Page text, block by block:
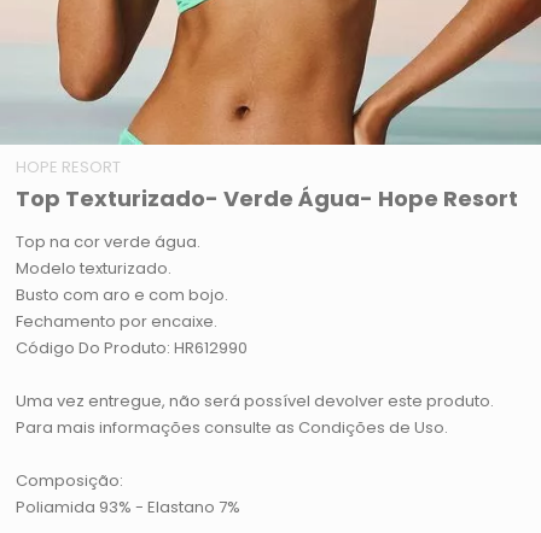
HOPE RESORT
Top Texturizado- Verde Água- Hope Resort
Top na cor verde água.
Modelo texturizado.
Busto com aro e com bojo.
Fechamento por encaixe.
Código Do Produto: HR612990
Uma vez entregue, não será possível devolver este produto.
Para mais informações consulte as Condições de Uso.
Composição:
Poliamida 93% - Elastano 7%